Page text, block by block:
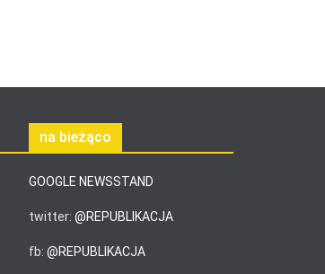
na bieżąco
GOOGLE NEWSSTAND
twitter: @REPUBLIKACJA
fb: @REPUBLIKACJA